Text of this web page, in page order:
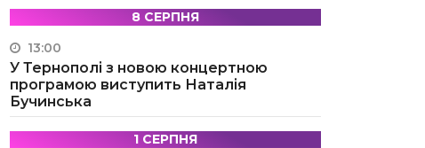
8 СЕРПНЯ
13:00
У Тернополі з новою концертною
програмою виступить Наталія
Бучинська
1 СЕРПНЯ